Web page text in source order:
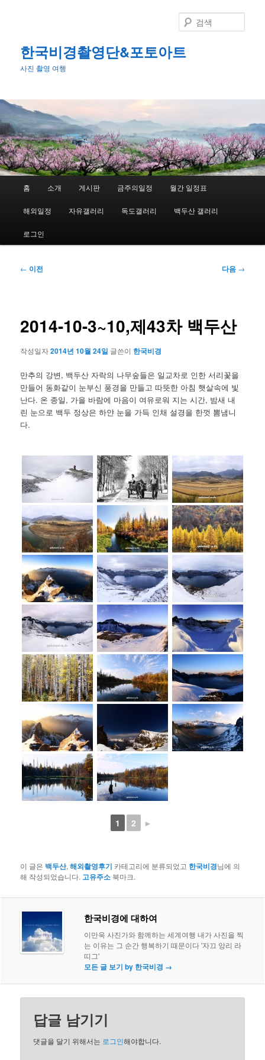
어
넘
기
한국비경촬영단&포토아트
사진 촬영 여행
색
홈 소개 게시판 금주의일정 월간 일정표
해외일정 자유갤러리 독도갤러리 백두산 갤러리
로그인
글
션
← 이전 다음 →
2014-10-3~10,제43차 백두산
작성일자2014년 10월 24일 글쓴이 한국비경
만추의 강변, 백두산 자락의 나무숲들은 일교차로 인한 서리꽃을
만들어 동화같이 눈부신 풍경을 만들고 따뜻한 아침 햇살속에 빛
난다. 온 종일, 가을 바람에 마음이 여유로워 지는 시간, 밤새 내
린 눈으로 백두 정상은 하얀 눈을 가득 인채 설경을 한껏 뽐냄니
다.
1 2 ►
이 글은 백두산,해외촬영후기 카테고리에 분류되었고 한국비경님에 의
해 작성되었습니다. 고유주소 북마크.
한국비경에 대하여
이만욱 사진가와 함께하는 세계여행 내가 사진을 찍
는 이유는 그 순간 행복하기 때문이다 '자끄 앙리 라
띠그'
모든 글 보기 by 한국비경 →
답글 남기기
댓글을 달기 위해서는 로그인해야합니다.